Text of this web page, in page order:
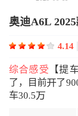
奥迪A6L
4.14
综合感受
【提
了，目前了
车30.5